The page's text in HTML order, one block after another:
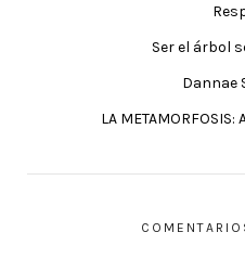
Ser el árbol
Dannae
LA